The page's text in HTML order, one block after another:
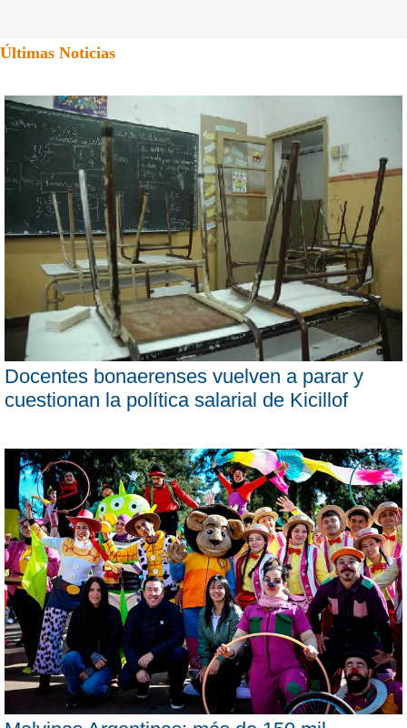
Últimas Noticias
Docentes bonaerenses vuelven a parar y
cuestionan la política salarial de Kicillof